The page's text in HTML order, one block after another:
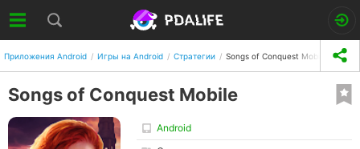
Приложения Android Игры на Android Стратегии Songs of Conquest Mobile
Songs of Conquest Mobile
Android